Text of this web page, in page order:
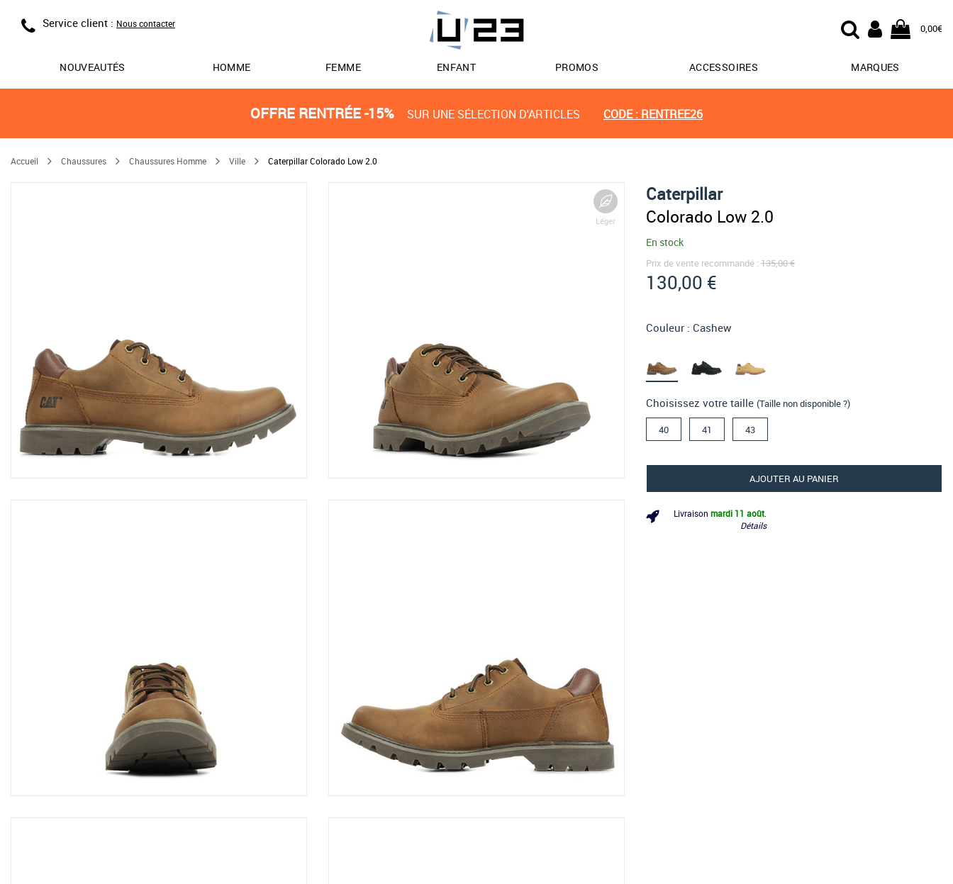
Service client : Nous contacter 0,00€
NOUVEAUTÉS HOMME FEMME ENFANT PROMOS ACCESSOIRES MARQUES
OFFRE RENTRÉE -15% SUR UNE SÉLECTION D'ARTICLES CODE : RENTREE26
Accueil Chaussures Chaussures Homme Ville Caterpillar Colorado Low 2.0
Léger
Caterpillar
Colorado Low 2.0
En stock
Prix de vente recommandé : 135,00 €
130,00 €
Couleur : Cashew
Choisissez votre taille (Taille non disponible ?)
40 41 43
AJOUTER AU PANIER
Livraison mardi 11 août
Détails